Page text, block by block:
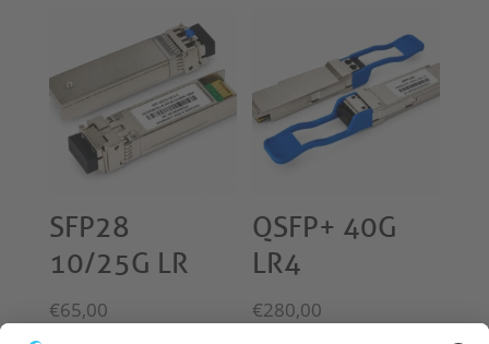
SFP28
10/25G LR
€65,00
QSFP+ 40G
LR4
€280,00